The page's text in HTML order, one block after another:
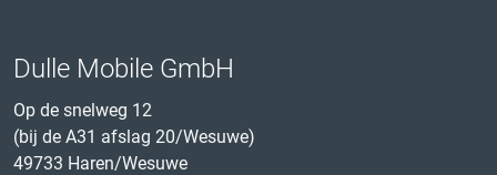
Dulle Mobile GmbH
Op de snelweg 12
(bij de A31 afslag 20/Wesuwe)
49733 Haren/Wesuwe